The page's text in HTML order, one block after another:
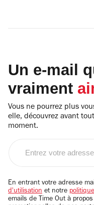
Un e-mail
vraiment
Vous ne pourrez plus
elle, découvrez avant
moment.
email
En entrant votre adresse
d'utilisation et notre
emails de Time Out à